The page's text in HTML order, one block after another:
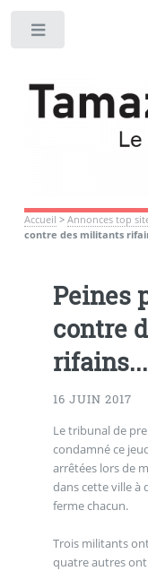
Accueil > Annonces top
contre des militants
Peines
contre
rifains...
16 JUIN 2017
Le tribunal de
condamné ce
arrêtées lors de
dans cette ville à
ferme chacun.
Trois militants
quatre autres